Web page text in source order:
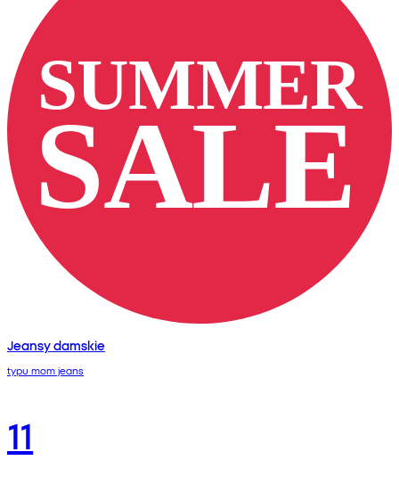
Jeansy damskie
typu mom jeans
11